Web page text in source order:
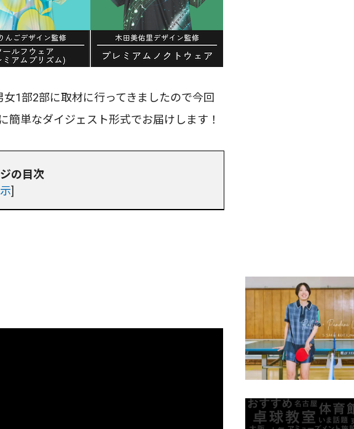
1部2部に取材に行ってきましたので今回
簡単なダイジェスト形式でお届けします！
の目次
]